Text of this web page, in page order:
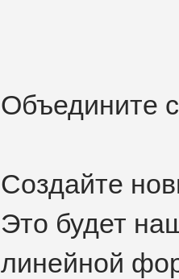
Объедините
Создайте
Это будет
линейной